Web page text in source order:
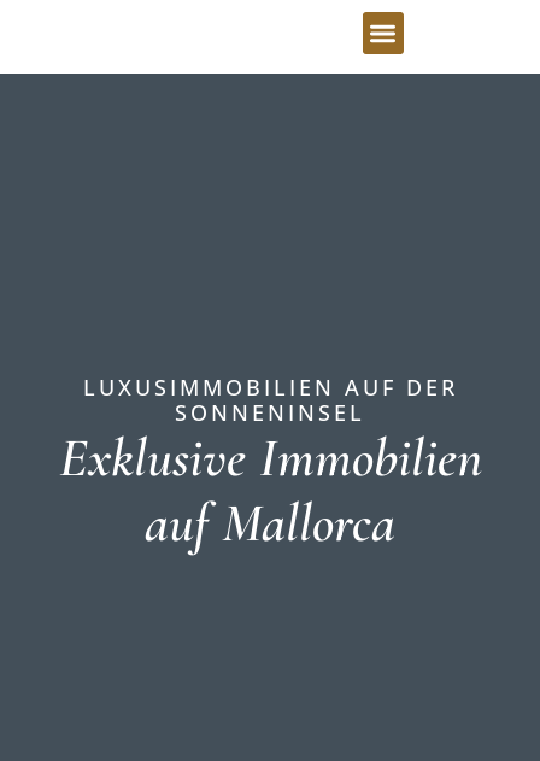
LUXUSIMMOBILIEN AUF DER
SONNENINSEL
Exklusive Immobilien
auf Mallorca